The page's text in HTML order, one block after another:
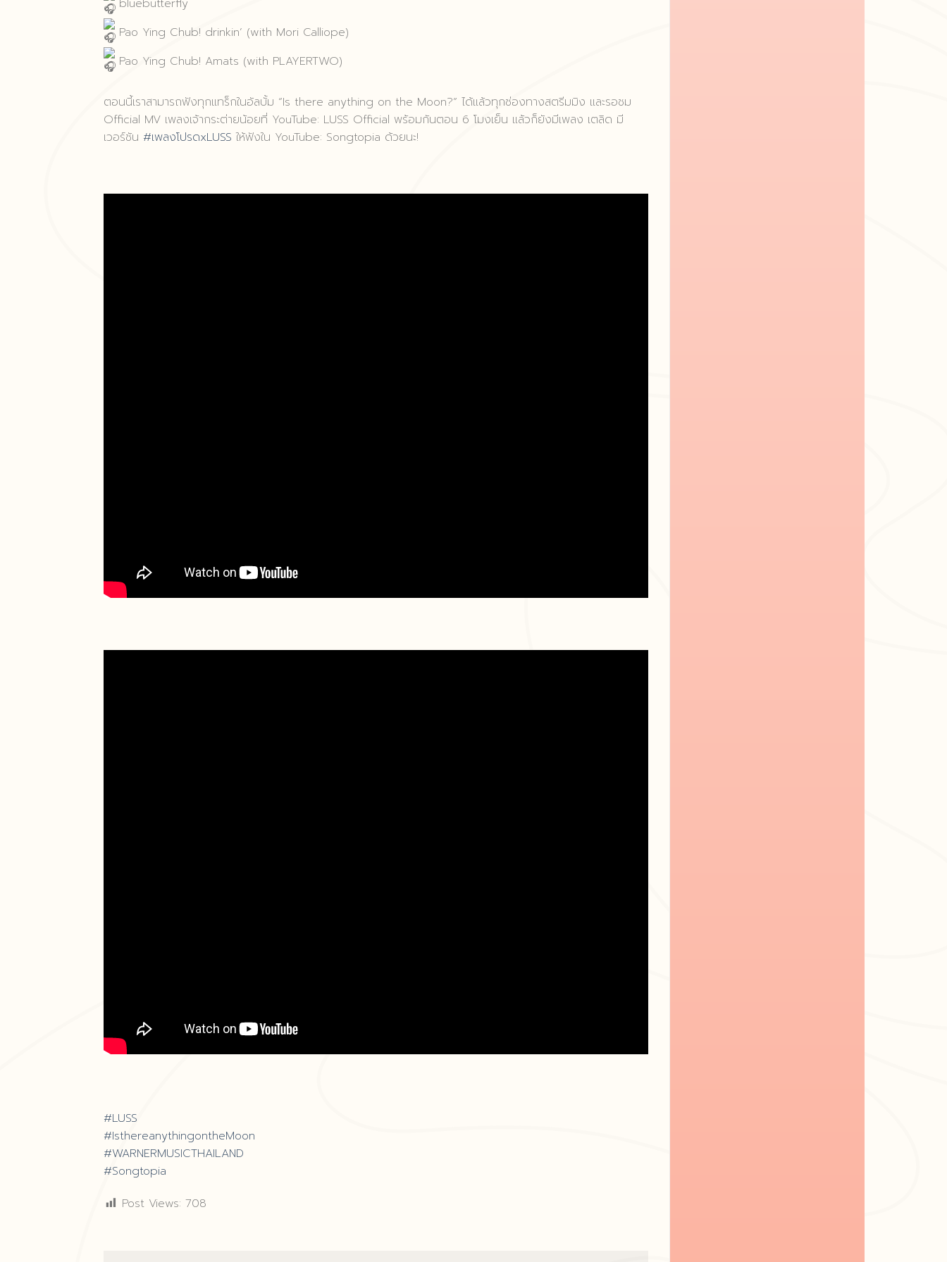
bluebutterfly
Pao Ying Chub! drinkin’ (with Mori Calliope)
Pao Ying Chub! Amats (with PLAYERTWO)
ตอนนี้เราสามารถฟังทุกแทร็กในอัลบั้ม “Is there anything on the Moon?” ได้แล้วทุกช่องทางสตรีมมิง และรอชม
Official MV เพลงเจ้ากระต่ายน้อยที่ YouTube: LUSS Official พร้อมกันตอน 6 โมงเย็น แล้วก็ยังมีเพลง เตลิด มี
เวอร์ชัน #เพลงโปรดxLUSS ให้ฟังใน YouTube: Songtopia ด้วยนะ!
#LUSS
#IsthereanythingontheMoon
#WARNERMUSICTHAILAND
#Songtopia
Post Views: 708